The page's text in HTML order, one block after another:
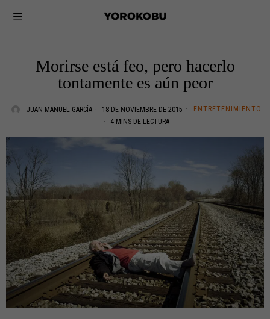
Morirse está feo, pero hacerlo
tontamente es aún peor
JUAN MANUEL GARCÍA 18 DE NOVIEMBRE DE 2015
ENTRETENIMIENTO
4 MINS DE LECTURA